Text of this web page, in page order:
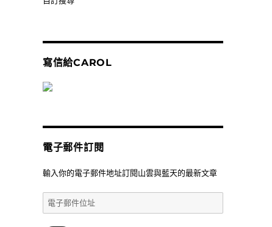
寫信給CAROL
電子郵件訂閱
輸入你的電子郵件地址訂閱山雲與藍天的最新文章
電
子